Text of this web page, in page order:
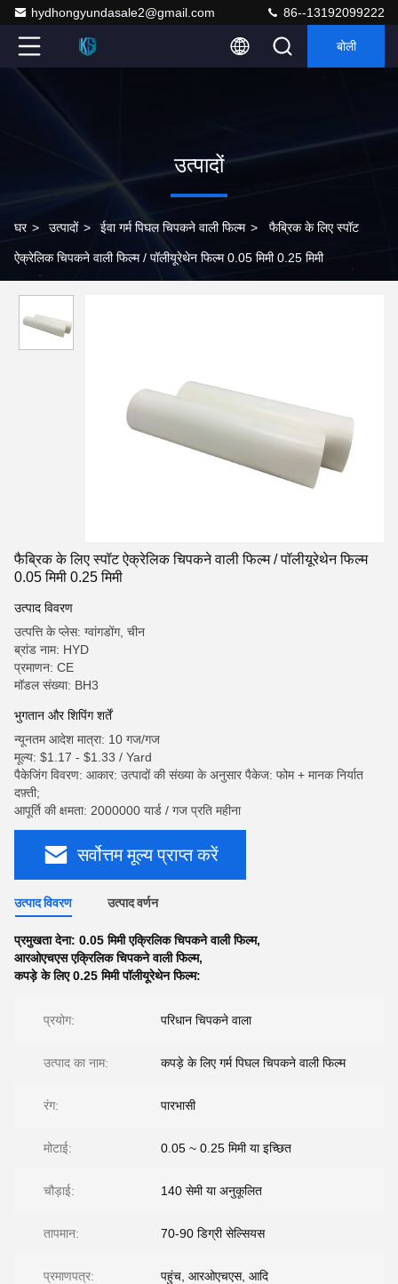
hydhongyundasale2@gmail.com 86--13192099222
बोली
उत्पादों
घर > उत्पादों > ईवा गर्म पिघल चिपकने वाली फिल्म > फैब्रिक के लिए स्पॉट
ऐक्रेलिक चिपकने वाली फिल्म / पॉलीयूरेथेन फिल्म 0.05 मिमी 0.25 मिमी
फैब्रिक के लिए स्पॉट ऐक्रेलिक चिपकने वाली फिल्म / पॉलीयूरेथेन फिल्म
0.05 मिमी 0.25 मिमी
उत्पाद विवरण
उत्पत्ति के प्लेस: ग्वांगडोंग, चीन
ब्रांड नाम: HYD
प्रमाणन: CE
मॉडल संख्या: BH3
भुगतान और शिपिंग शर्तें
न्यूनतम आदेश मात्रा: 10 गज/गज
मूल्य: $1.17 - $1.33 / Yard
पैकेजिंग विवरण: आकार: उत्पादों की संख्या के अनुसार पैकेज: फोम + मानक निर्यात
दफ़्ती;
आपूर्ति की क्षमता: 2000000 यार्ड / गज प्रति महीना
सर्वोत्तम मूल्य प्राप्त करें
उत्पाद विवरण उत्पाद वर्णन
प्रमुखता देना: 0.05 मिमी एक्रिलिक चिपकने वाली फिल्म,
आरओएचएस एक्रिलिक चिपकने वाली फिल्म,
कपड़े के लिए 0.25 मिमी पॉलीयूरेथेन फिल्म:
प्रयोग: परिधान चिपकने वाला
उत्पाद का नाम: कपड़े के लिए गर्म पिघल चिपकने वाली फिल्म
रंग: पारभासी
मोटाई: 0.05 ~ 0.25 मिमी या इच्छित
चौड़ाई: 140 सेमी या अनुकूलित
तापमान: 70-90 डिग्री सेल्सियस
प्रमाणपत्र: पहुंच, आरओएचएस, आदि